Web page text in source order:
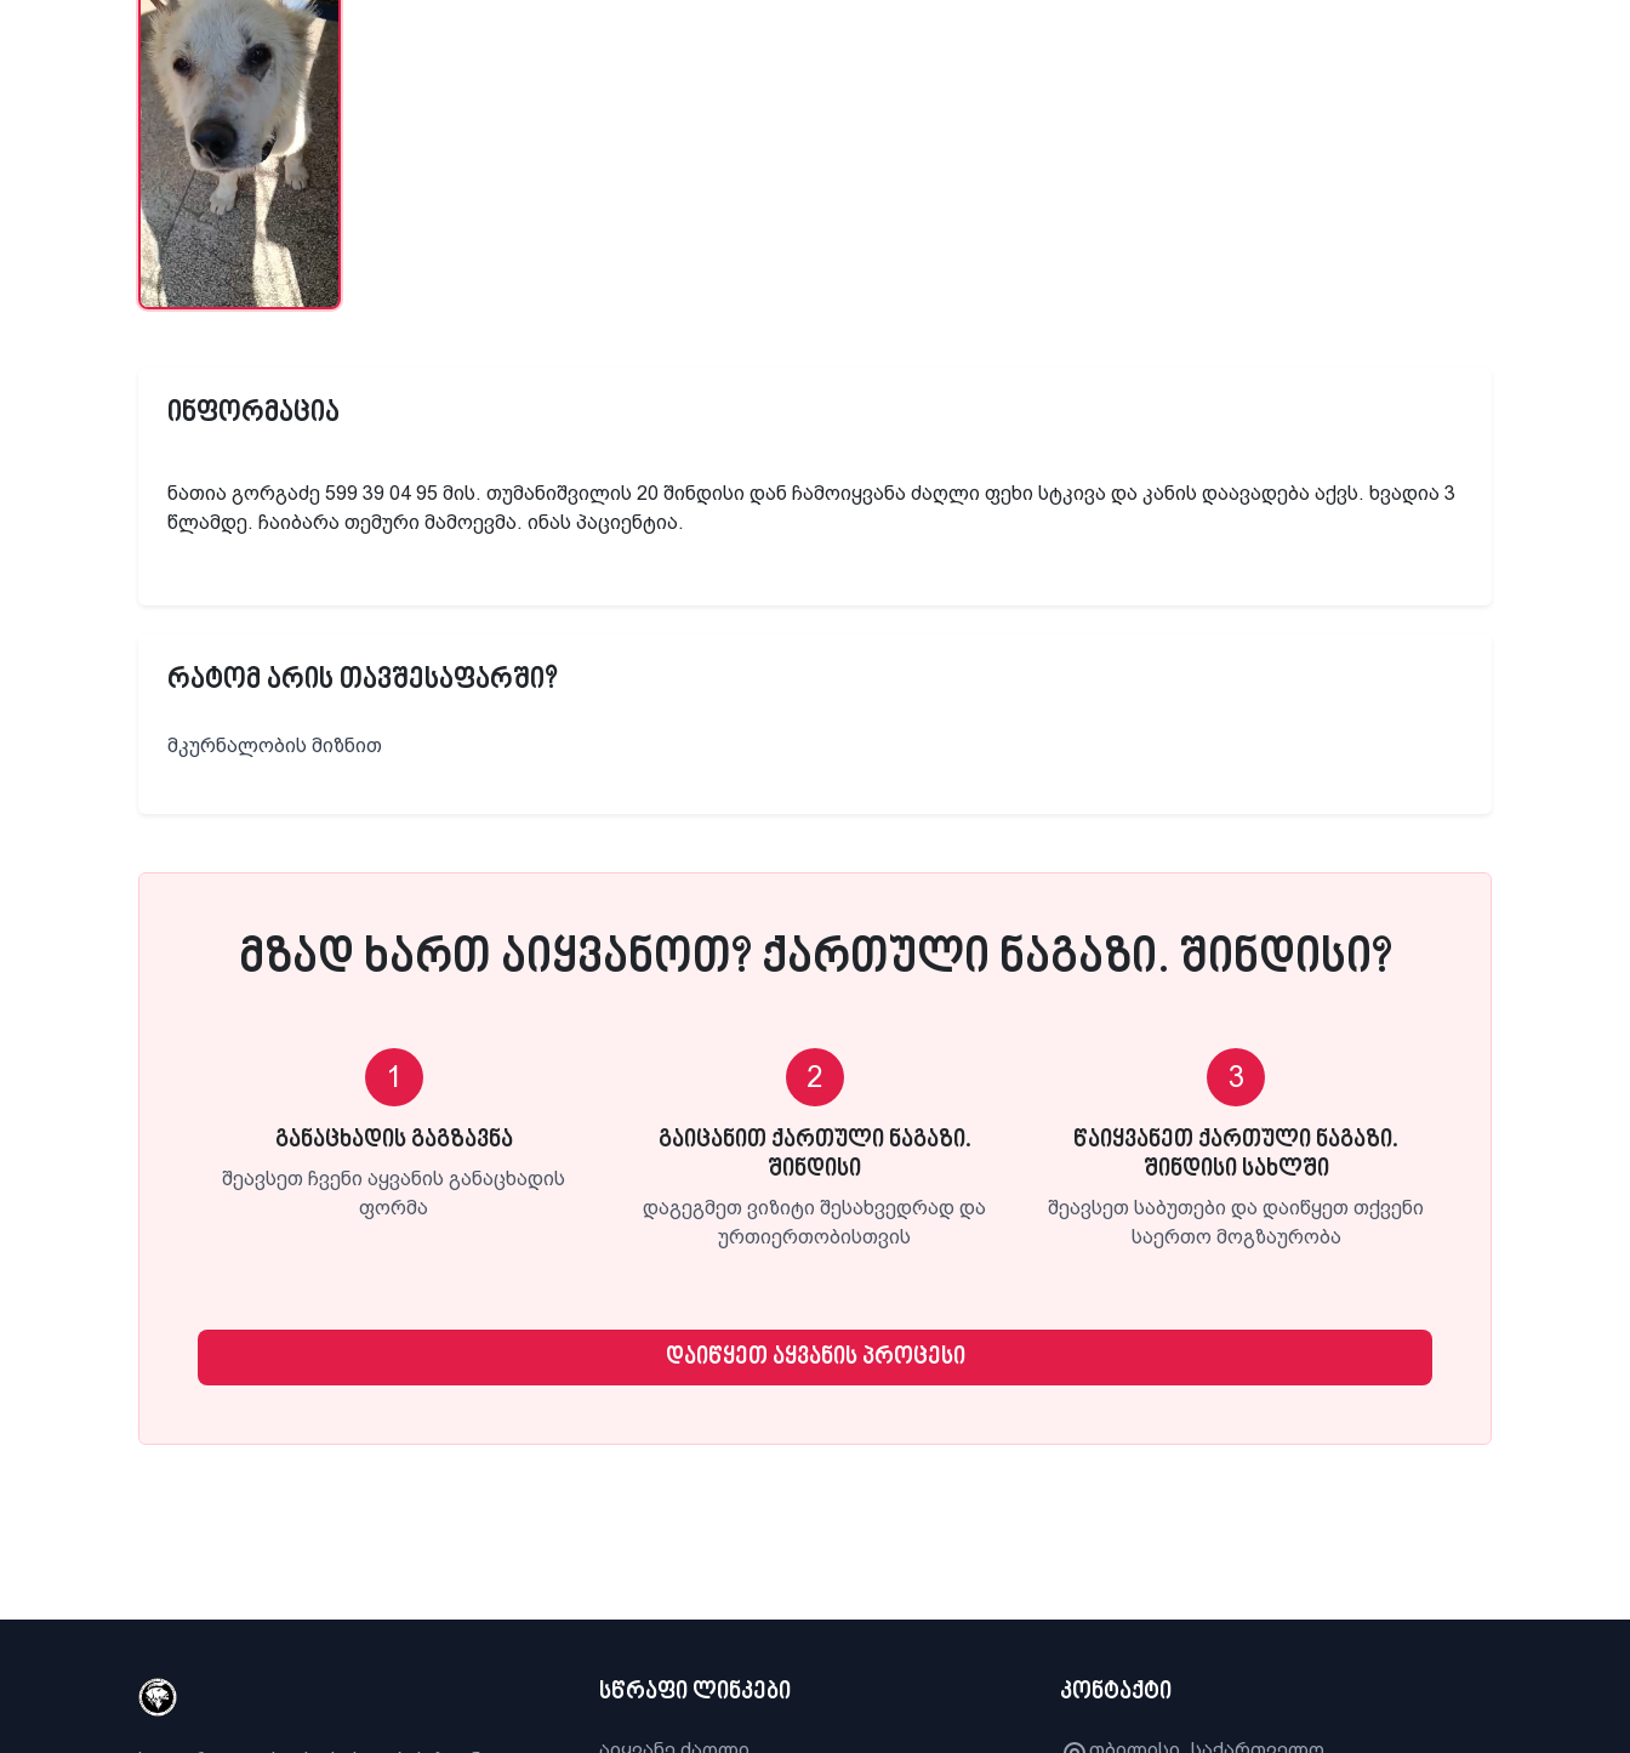
ინფორმაცია
ნათია გორგაძე 599 39 04 95 მის. თუმანიშვილის 20 შინდისი დან ჩამოიყვანა ძაღლი ფეხი სტკივა და კანის დაავადება აქვს. ხვადია 3
წლამდე. ჩაიბარა თემური მამოევმა. ინას პაციენტია.
რატომ არის თავშესაფარში?
მკურნალობის მიზნით
მზად ხართ აიყვანოთ? ქართული ნაგაზი. შინდისი?
1
განაცხადის გაგზავნა
შეავსეთ ჩვენი აყვანის განაცხადის
ფორმა
2
გაიცანით ქართული ნაგაზი.
შინდისი
დაგეგმეთ ვიზიტი შესახვედრად და
ურთიერთობისთვის
3
წაიყვანეთ ქართული ნაგაზი.
შინდისი სახლში
შეავსეთ საბუთები და დაიწყეთ თქვენი
საერთო მოგზაურობა
დაიწყეთ აყვანის პროცესი
სწრაფი ლინკები კონტაქტი